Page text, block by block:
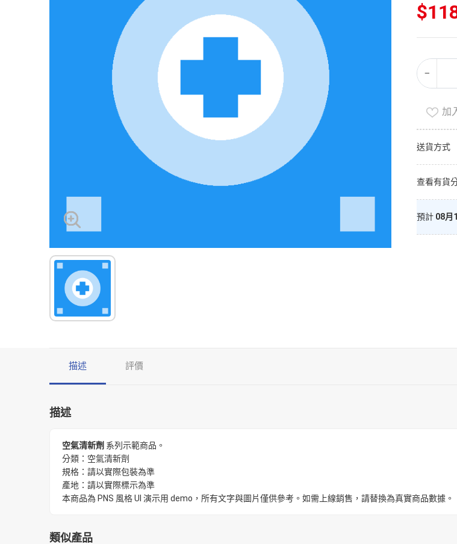
$
−
空
氣
劑
（精
數
量
加
送貨方式
查看有貨
預計 08月
描述 評價
描述
空氣清新劑 系列示範商品。
分類：空氣清新劑
規格：請以實際包裝為準
產地：請以實際標示為準
本商品為 PNS 風格 UI 演示用 demo，所有文字與圖片僅供參考。如需上線銷售，請替換為真實商品數據。
類似產品